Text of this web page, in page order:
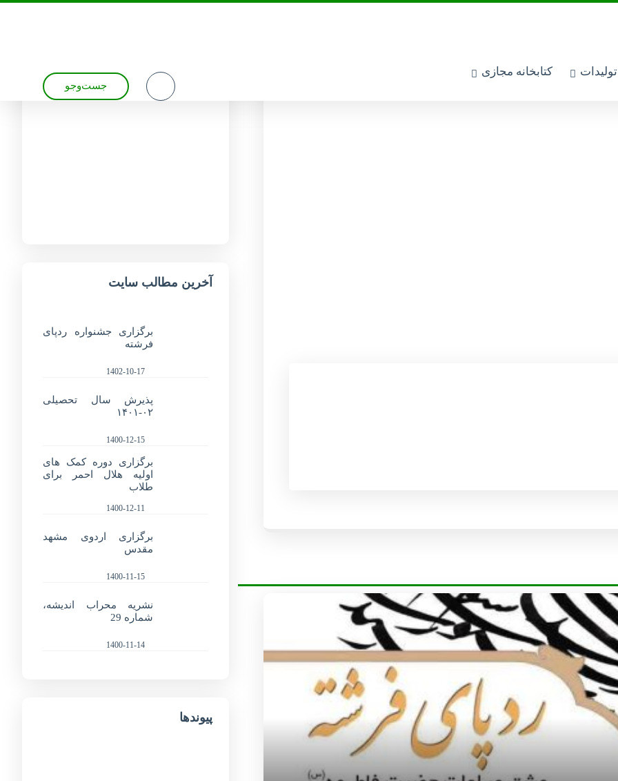
تولیدات کتابخانه مجازی
جست‌وجو
آخرین مطالب سایت
برگزاری جشنواره ردپای
فرشته
1402-10-17
پذیرش سال تحصیلی
۰۲-۱۴۰۱
1400-12-15
برگزاری دوره کمک های
اولیه هلال احمر برای
طلاب
1400-12-11
برگزاری اردوی مشهد
مقدس
1400-11-15
نشریه محراب اندیشه،
شماره 29
1400-11-14
پیوندها